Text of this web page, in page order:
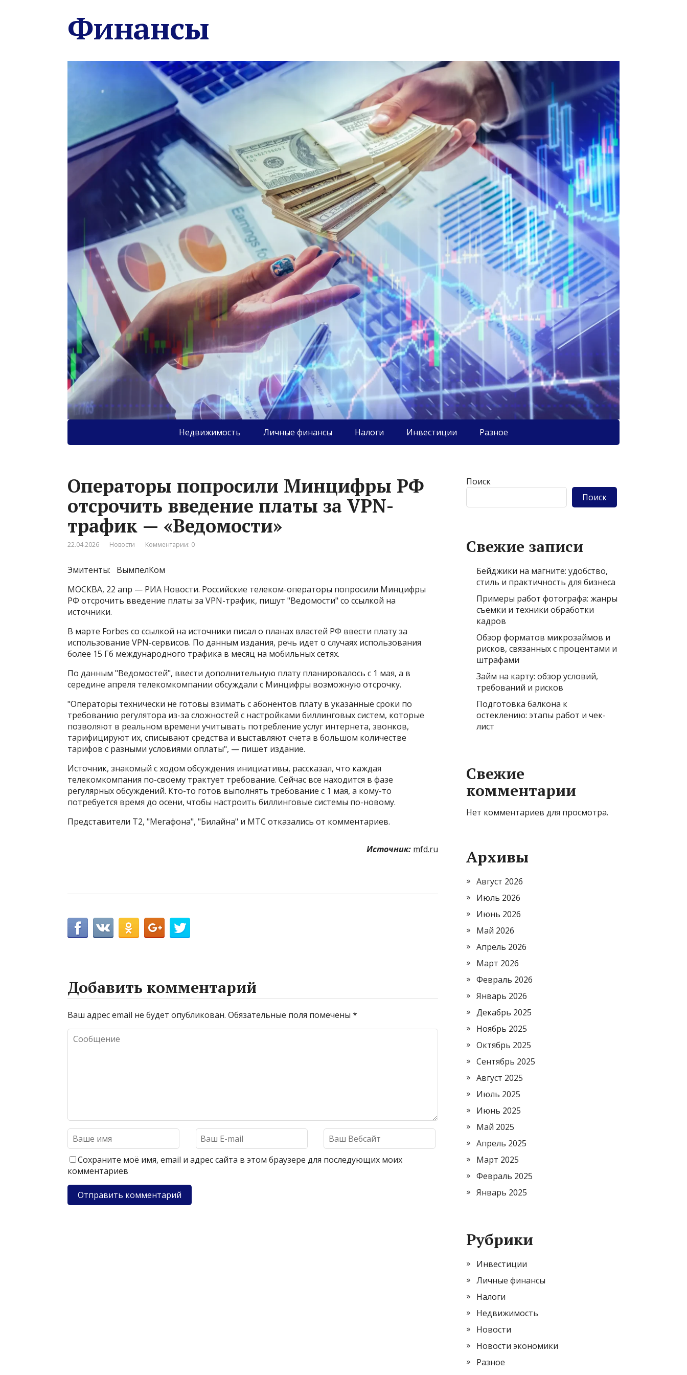
Финансы
Недвижимость Личные финансы Налоги Инвестиции Разное
Операторы попросили Минцифры РФ
отсрочить введение платы за VPN-
трафик — «Ведомости»
22.04.2026 Новости Комментарии: 0
Эмитенты: ВымпелКом
МОСКВА, 22 апр — РИА Новости. Российские телеком-операторы попросили Минцифры
РФ отсрочить введение платы за VPN-трафик, пишут "Ведомости" со ссылкой на
источники.
В марте Forbes со ссылкой на источники писал о планах властей РФ ввести плату за
использование VPN-сервисов​​​. По данным издания, речь идет о случаях использования
более 15 Гб международного трафика в месяц на мобильных сетях.
По данным "Ведомостей", ввести дополнительную плату планировалось с 1 мая, а в
середине апреля телекомкомпании обсуждали с Минцифры возможную отсрочку.
"Операторы технически не готовы взимать с абонентов плату в указанные сроки по
требованию регулятора из-за сложностей с настройками биллинговых систем, которые
позволяют в реальном времени учитывать потребление услуг интернета, звонков,
тарифицируют их, списывают средства и выставляют счета в большом количестве
тарифов с разными условиями оплаты", — пишет издание.
Источник, знакомый с ходом обсуждения инициативы, рассказал, что каждая
телекомкомпания по-своему трактует требование. Сейчас все находится в фазе
регулярных обсуждений. Кто-то готов выполнять требование с 1 мая, а кому-то
потребуется время до осени, чтобы настроить биллинговые системы по-новому.
Представители T2, "Мегафона", "Билайна" и МТС отказались от комментариев.
Источник: mfd.ru
Добавить комментарий
Ваш адрес email не будет опубликован. Обязательные поля помечены *
Сохраните моё имя, email и адрес сайта в этом браузере для последующих моих
комментариев
Поиск
Поиск
Свежие записи
Бейджики на магните: удобство,
стиль и практичность для бизнеса
Примеры работ фотографа: жанры
съемки и техники обработки
кадров
Обзор форматов микрозаймов и
рисков, связанных с процентами и
штрафами
Займ на карту: обзор условий,
требований и рисков
Подготовка балкона к
остеклению: этапы работ и чек-
лист
Свежие
комментарии
Нет комментариев для просмотра.
Архивы
Август 2026
Июль 2026
Июнь 2026
Май 2026
Апрель 2026
Март 2026
Февраль 2026
Январь 2026
Декабрь 2025
Ноябрь 2025
Октябрь 2025
Сентябрь 2025
Август 2025
Июль 2025
Июнь 2025
Май 2025
Апрель 2025
Март 2025
Февраль 2025
Январь 2025
Рубрики
Инвестиции
Личные финансы
Налоги
Недвижимость
Новости
Новости экономики
Разное